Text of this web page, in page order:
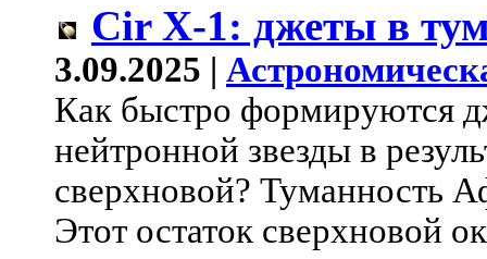
Cir X-1: джеты в
3.09.2025 |
Как быстро формируются
нейтронной звезды в
сверхновой? Туманность
Этот остаток сверхновой